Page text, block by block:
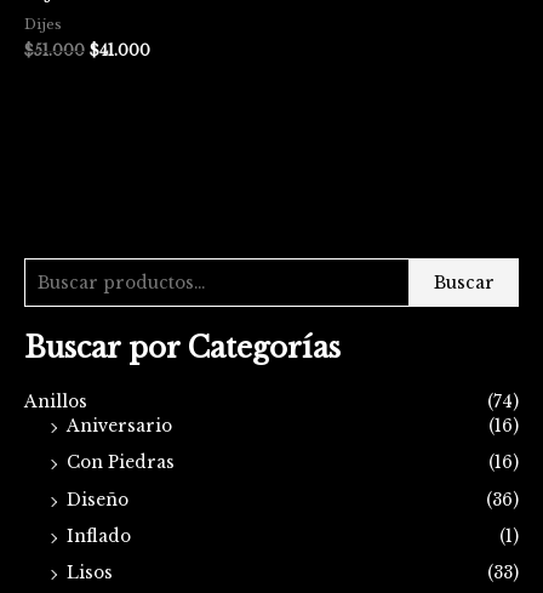
Buscar
Buscar por Categorías
Anillos
(74)
Aniversario
(16)
Con Piedras
(16)
Diseño
(36)
Inflado
(1)
Lisos
(33)
Dijes
$51.000 $41.000